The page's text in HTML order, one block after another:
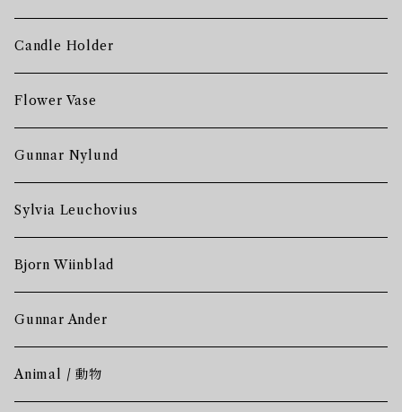
Candle Holder
Flower Vase
Gunnar Nylund
Sylvia Leuchovius
Bjorn Wiinblad
Gunnar Ander
Animal / 動物